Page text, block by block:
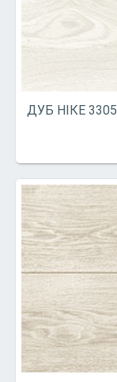
ДУБ НІКЕ 3305